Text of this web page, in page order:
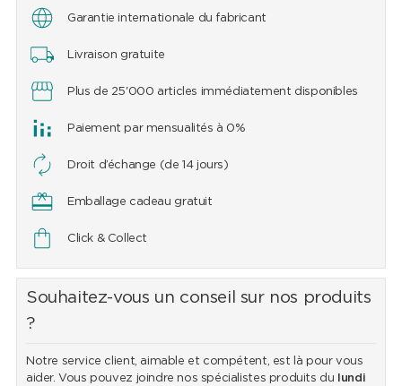
Garantie internationale du fabricant
Livraison gratuite
Plus de 25'000 articles immédiatement disponibles
Paiement par mensualités à 0%
Droit d’échange (de 14 jours)
Emballage cadeau gratuit
Click & Collect
Souhaitez-vous un conseil sur nos produits
?
Notre service client, aimable et compétent, est là pour vous
aider. Vous pouvez joindre nos spécialistes produits du
lundi